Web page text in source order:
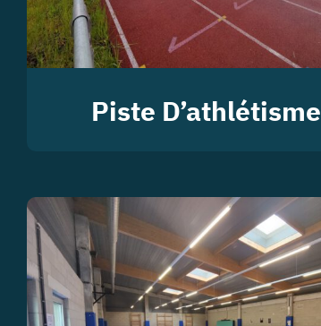
Piste D’athlétisme